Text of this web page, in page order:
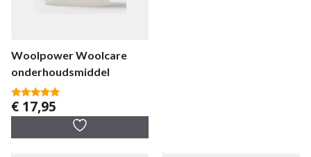
Woolpower Woolcare
onderhoudsmiddel
5.00
van 5
€ 17,95